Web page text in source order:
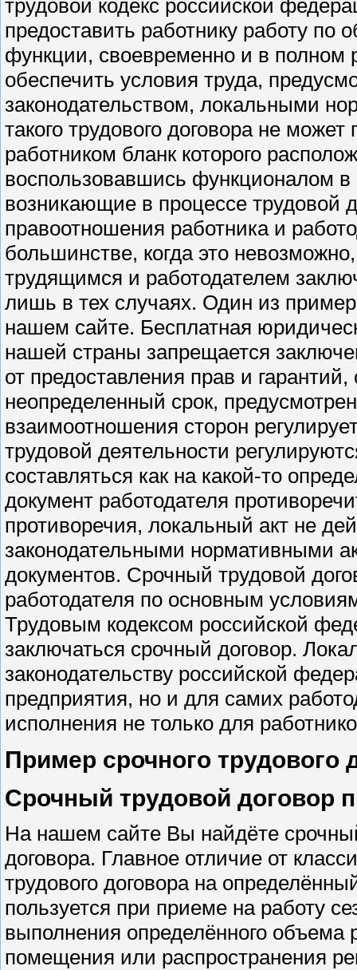
трудовой кодекс российской
предоставить работнику работу по
функции, своевременно и в полном
обеспечить условия труда,
законодательством, локальными
такого трудового договора не
работником бланк которого
воспользовавшись функционалом в
возникающие в процессе трудовой
правоотношения работника и
большинстве, когда это
трудящимся и работодателем
лишь в тех случаях. Один из
нашем сайте. Бесплатная
нашей страны запрещается
от предоставления прав и
неопределенный срок,
взаимоотношения сторон
трудовой деятельности
составляться как на какой-то
документ работодателя
противоречия, локальный акт не
законодательными нормативными
документов. Срочный трудовой
работодателя по основным
Трудовым кодексом российской
заключаться срочный договор.
законодательству российской
предприятия, но и для самих
исполнения не только для
Пример срочного трудового
Срочный трудовой договор
На нашем сайте Вы найдёте
договора. Главное отличие от
трудового договора на
пользуется при приеме на работу
выполнения определённого
помещения или распространения